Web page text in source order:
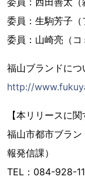
委員：生駒芳子（
委員：山崎亮（コ
福山ブランドに
http://
【本リリースに
福山市都市ブラ
報発信課）
TEL：084-928-